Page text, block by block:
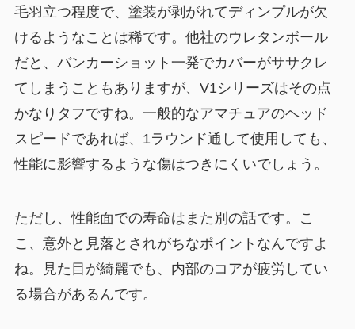
毛羽立つ程度で、塗装が剥がれてディンプルが欠
けるようなことは稀です。他社のウレタンボール
だと、バンカーショット一発でカバーがササクレ
てしまうこともありますが、V1シリーズはその点
かなりタフですね。一般的なアマチュアのヘッド
スピードであれば、1ラウンド通して使用しても、
性能に影響するような傷はつきにくいでしょう。
ただし、性能面での寿命はまた別の話です。こ
こ、意外と見落とされがちなポイントなんですよ
ね。見た目が綺麗でも、内部のコアが疲労してい
る場合があるんです。